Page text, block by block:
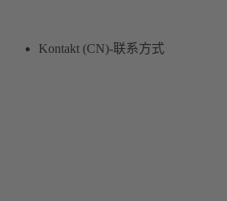
Kontakt (CN)-联系方式